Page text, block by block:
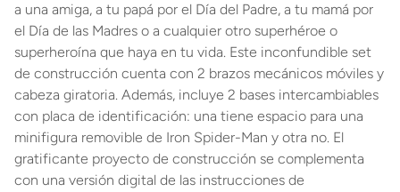
a una amiga, a tu papá por el Día del Padre, a tu mamá por
el Día de las Madres o a cualquier otro superhéroe o
superheroína que haya en tu vida. Este inconfundible set
de construcción cuenta con 2 brazos mecánicos móviles y
cabeza giratoria. Además, incluye 2 bases intercambiables
con placa de identificación: una tiene espacio para una
minifigura removible de Iron Spider-Man y otra no. El
gratificante proyecto de construcción se complementa
con una versión digital de las instrucciones de